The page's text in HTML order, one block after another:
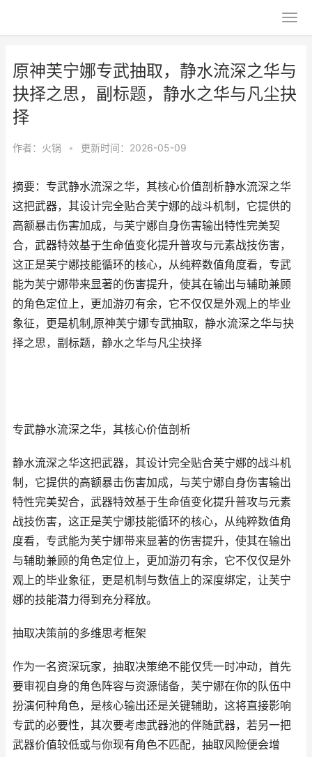
原神芙宁娜专武抽取，静水流深之华与
抉择之思，副标题，静水之华与凡尘抉
择
作者： 火锅 • 更新时间：2026-05-09
摘要：专武静水流深之华，其核心价值剖析静水流深之华
这把武器，其设计完全贴合芙宁娜的战斗机制，它提供的
高额暴击伤害加成，与芙宁娜自身伤害输出特性完美契
合，武器特效基于生命值变化提升普攻与元素战技伤害，
这正是芙宁娜技能循环的核心，从纯粹数值角度看，专武
能为芙宁娜带来显著的伤害提升，使其在输出与辅助兼顾
的角色定位上，更加游刃有余，它不仅仅是外观上的毕业
象征，更是机制,原神芙宁娜专武抽取，静水流深之华与抉
择之思，副标题，静水之华与凡尘抉择
专武静水流深之华，其核心价值剖析
静水流深之华这把武器，其设计完全贴合芙宁娜的战斗机
制，它提供的高额暴击伤害加成，与芙宁娜自身伤害输出
特性完美契合，武器特效基于生命值变化提升普攻与元素
战技伤害，这正是芙宁娜技能循环的核心，从纯粹数值角
度看，专武能为芙宁娜带来显著的伤害提升，使其在输出
与辅助兼顾的角色定位上，更加游刃有余，它不仅仅是外
观上的毕业象征，更是机制与数值上的深度绑定，让芙宁
娜的技能潜力得到充分释放。
抽取决策前的多维思考框架
作为一名资深玩家，抽取决策绝不能仅凭一时冲动，首先
要审视自身的角色阵容与资源储备，芙宁娜在你的队伍中
扮演何种角色，是核心输出还是关键辅助，这将直接影响
专武的必要性，其次要考虑武器池的伴随武器，若另一把
武器价值较低或与你现有角色不匹配，抽取风险便会增